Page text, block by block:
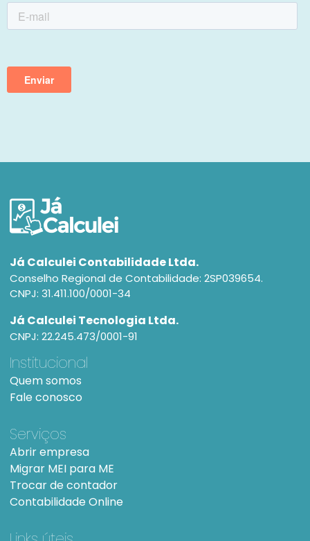
Já Calculei Contabilidade Ltda.
Conselho Regional de Contabilidade: 2SP039654.
CNPJ: 31.411.100/0001-34
Já Calculei Tecnologia Ltda.
CNPJ: 22.245.473/0001-91
Institucional
Quem somos
Fale conosco
Serviços
Abrir empresa
Migrar MEI para ME
Trocar de contador
Contabilidade Online